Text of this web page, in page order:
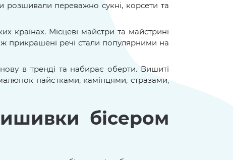
розшивали переважно сукні, корсети та
країнах. Місцеві майстри та майстрині
прикрашені речі стали популярними на
в тренді та набирає оберти. Вишиті
пайєтками, камінцями, стразами,
бісером